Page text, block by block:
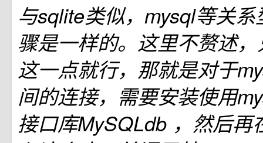
与sqlite类似，mysql等关
骤是一样的。这里不赘述
这一点就行，那就是对于
间的连接，需要安装使用
接口库MySQLdb ，然后再